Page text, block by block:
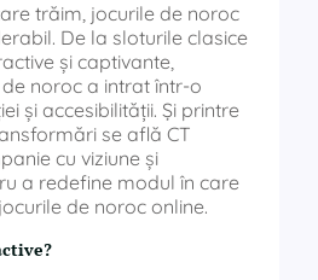
trăim, jocurile de noroc
De la sloturile clasice
și captivante,
noroc a intrat într-o
și accesibilității. Și printre
se află CT
cu viziune și
a redefine modul în care
de noroc online.